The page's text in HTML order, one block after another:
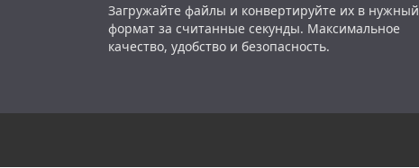
Загружайте файлы и конвертируйте их в нужный
формат за считанные секунды. Максимальное
качество, удобство и безопасность.